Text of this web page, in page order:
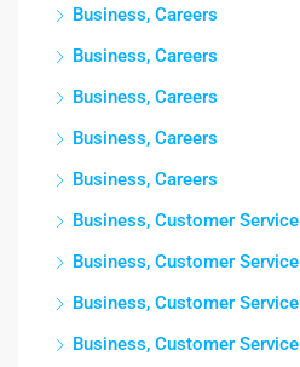
Business, Careers
Business, Careers
Business, Careers
Business, Careers
Business, Careers
Business, Customer Service
Business, Customer Service
Business, Customer Service
Business, Customer Service